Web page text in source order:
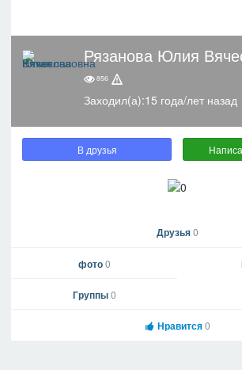
Рязанова Юлия
856
Заходил(а):15 года/лет назад
В друзья
Друзья0
фото0
Группы0
Нравится0